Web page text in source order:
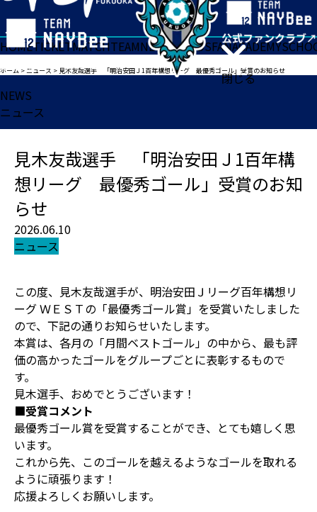
閉じる
HOMETICKETMATCHTEAMNEWSGOODSFANACADEMY
ホーム >ニュース > 見木友哉選手 「明治安田Ｊ1百年構想リーグ 最優秀ゴール」受賞のお知らせ
NEWS
ニュース
見木友哉選手 「明治安田Ｊ1百年構
想リーグ 最優秀ゴール」受賞のお知
らせ
2026.06.10
ニュース
この度、見木友哉選手が、明治安田Ｊリーグ百年構想リ
ーグ ＷＥＳＴの「最優秀ゴール賞」を受賞いたしました
ので、下記の通りお知らせいたします。
本賞は、各月の「月間ベストゴール」の中から、最も評
価の高かったゴールをグループごとに表彰するもので
す。
見木選手、おめでとうございます！
■受賞コメント
最優秀ゴール賞を受賞することができ、とても嬉しく思
います。
これから先、このゴールを越えるようなゴールを取れる
ように頑張ります！
応援よろしくお願いします。